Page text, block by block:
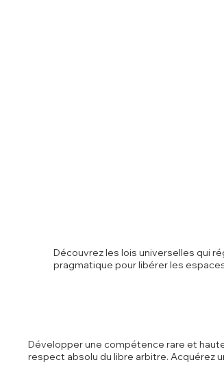
Découvrez les lois universelles qui
pragmatique pour libérer les
Développer une compétence rare et
respect absolu du libre arbitre. Acquérez